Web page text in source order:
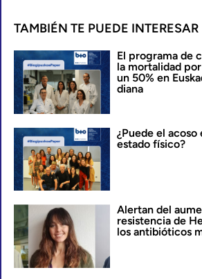
TAMBIÉN TE PUEDE INTERESAR
El programa de
la mortalidad
un 50% en
diana
¿Puede el
estado físico?
Alertan del
resistencia de
los antibióticos